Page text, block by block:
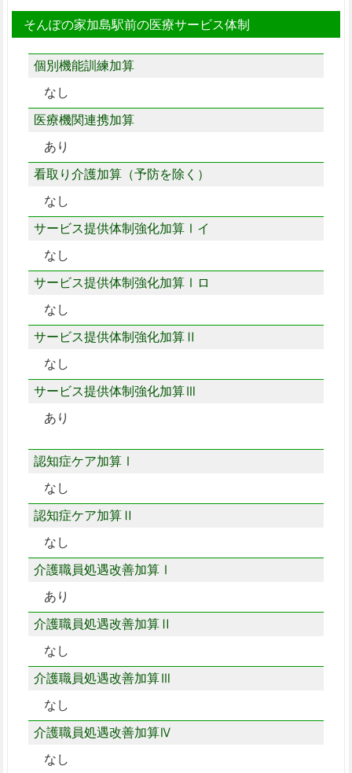
そんぽの家加島駅前の医療サービス体制
個別機能訓練加算
なし
医療機関連携加算
あり
看取り介護加算（予防を除く）
なし
サービス提供体制強化加算Ⅰイ
なし
サービス提供体制強化加算Ⅰロ
なし
サービス提供体制強化加算Ⅱ
なし
サービス提供体制強化加算Ⅲ
あり
認知症ケア加算Ⅰ
なし
認知症ケア加算Ⅱ
なし
介護職員処遇改善加算Ⅰ
あり
介護職員処遇改善加算Ⅱ
なし
介護職員処遇改善加算Ⅲ
なし
介護職員処遇改善加算Ⅳ
なし